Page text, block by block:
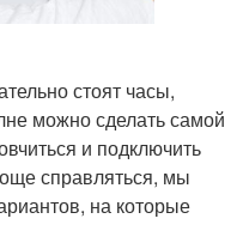
стоят часы,
можно сделать самой
и подключить
справляться, мы
на которые